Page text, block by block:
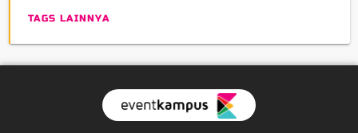
TAGS LAINNYA